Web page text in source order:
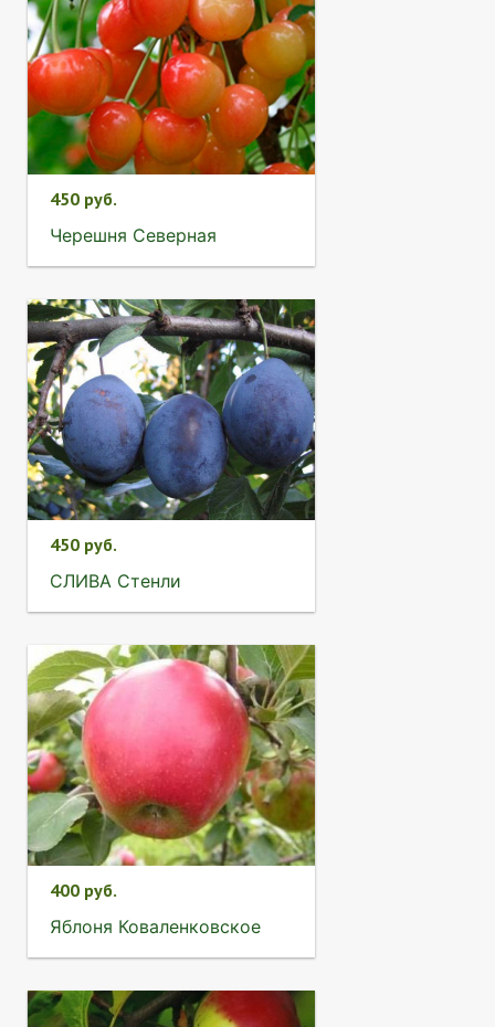
450 руб.
Черешня Северная
450 руб.
СЛИВА Стенли
400 руб.
Яблоня Коваленковское